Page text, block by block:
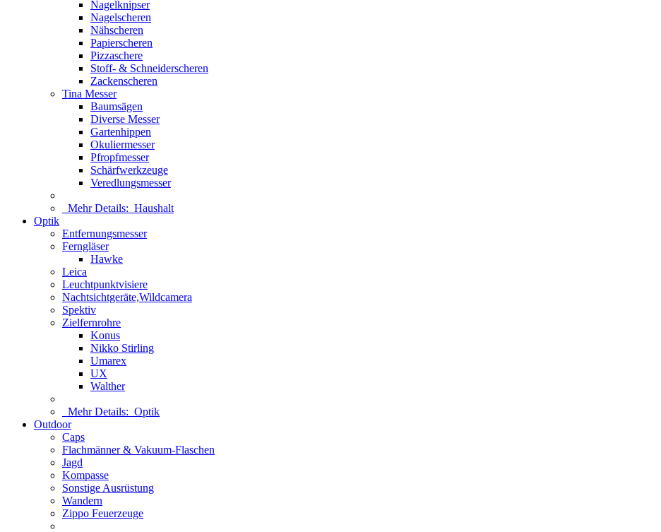
Nagelknipser
Nagelscheren
Nähscheren
Papierscheren
Pizzaschere
Stoff- & Schneiderscheren
Zackenscheren
Tina Messer
Baumsägen
Diverse Messer
Gartenhippen
Okuliermesser
Pfropfmesser
Schärfwerkzeuge
Veredlungsmesser
Mehr Details: Haushalt
Optik
Entfernungsmesser
Ferngläser
Hawke
Leica
Leuchtpunktvisiere
Nachtsichtgeräte,Wildcamera
Spektiv
Zielfernrohre
Konus
Nikko Stirling
Umarex
UX
Walther
Mehr Details: Optik
Outdoor
Caps
Flachmänner & Vakuum-Flaschen
Jagd
Kompasse
Sonstige Ausrüstung
Wandern
Zippo Feuerzeuge